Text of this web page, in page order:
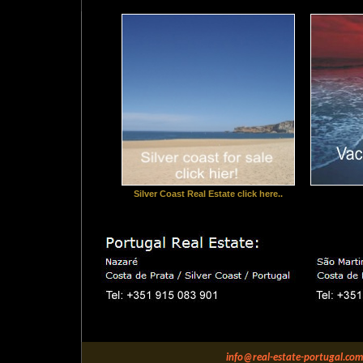
Silver Coast Real Estate click here..
info@real-estate-portugal.com